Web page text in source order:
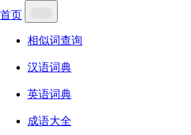
首页
相似词查询
汉语词典
英语词典
成语大全